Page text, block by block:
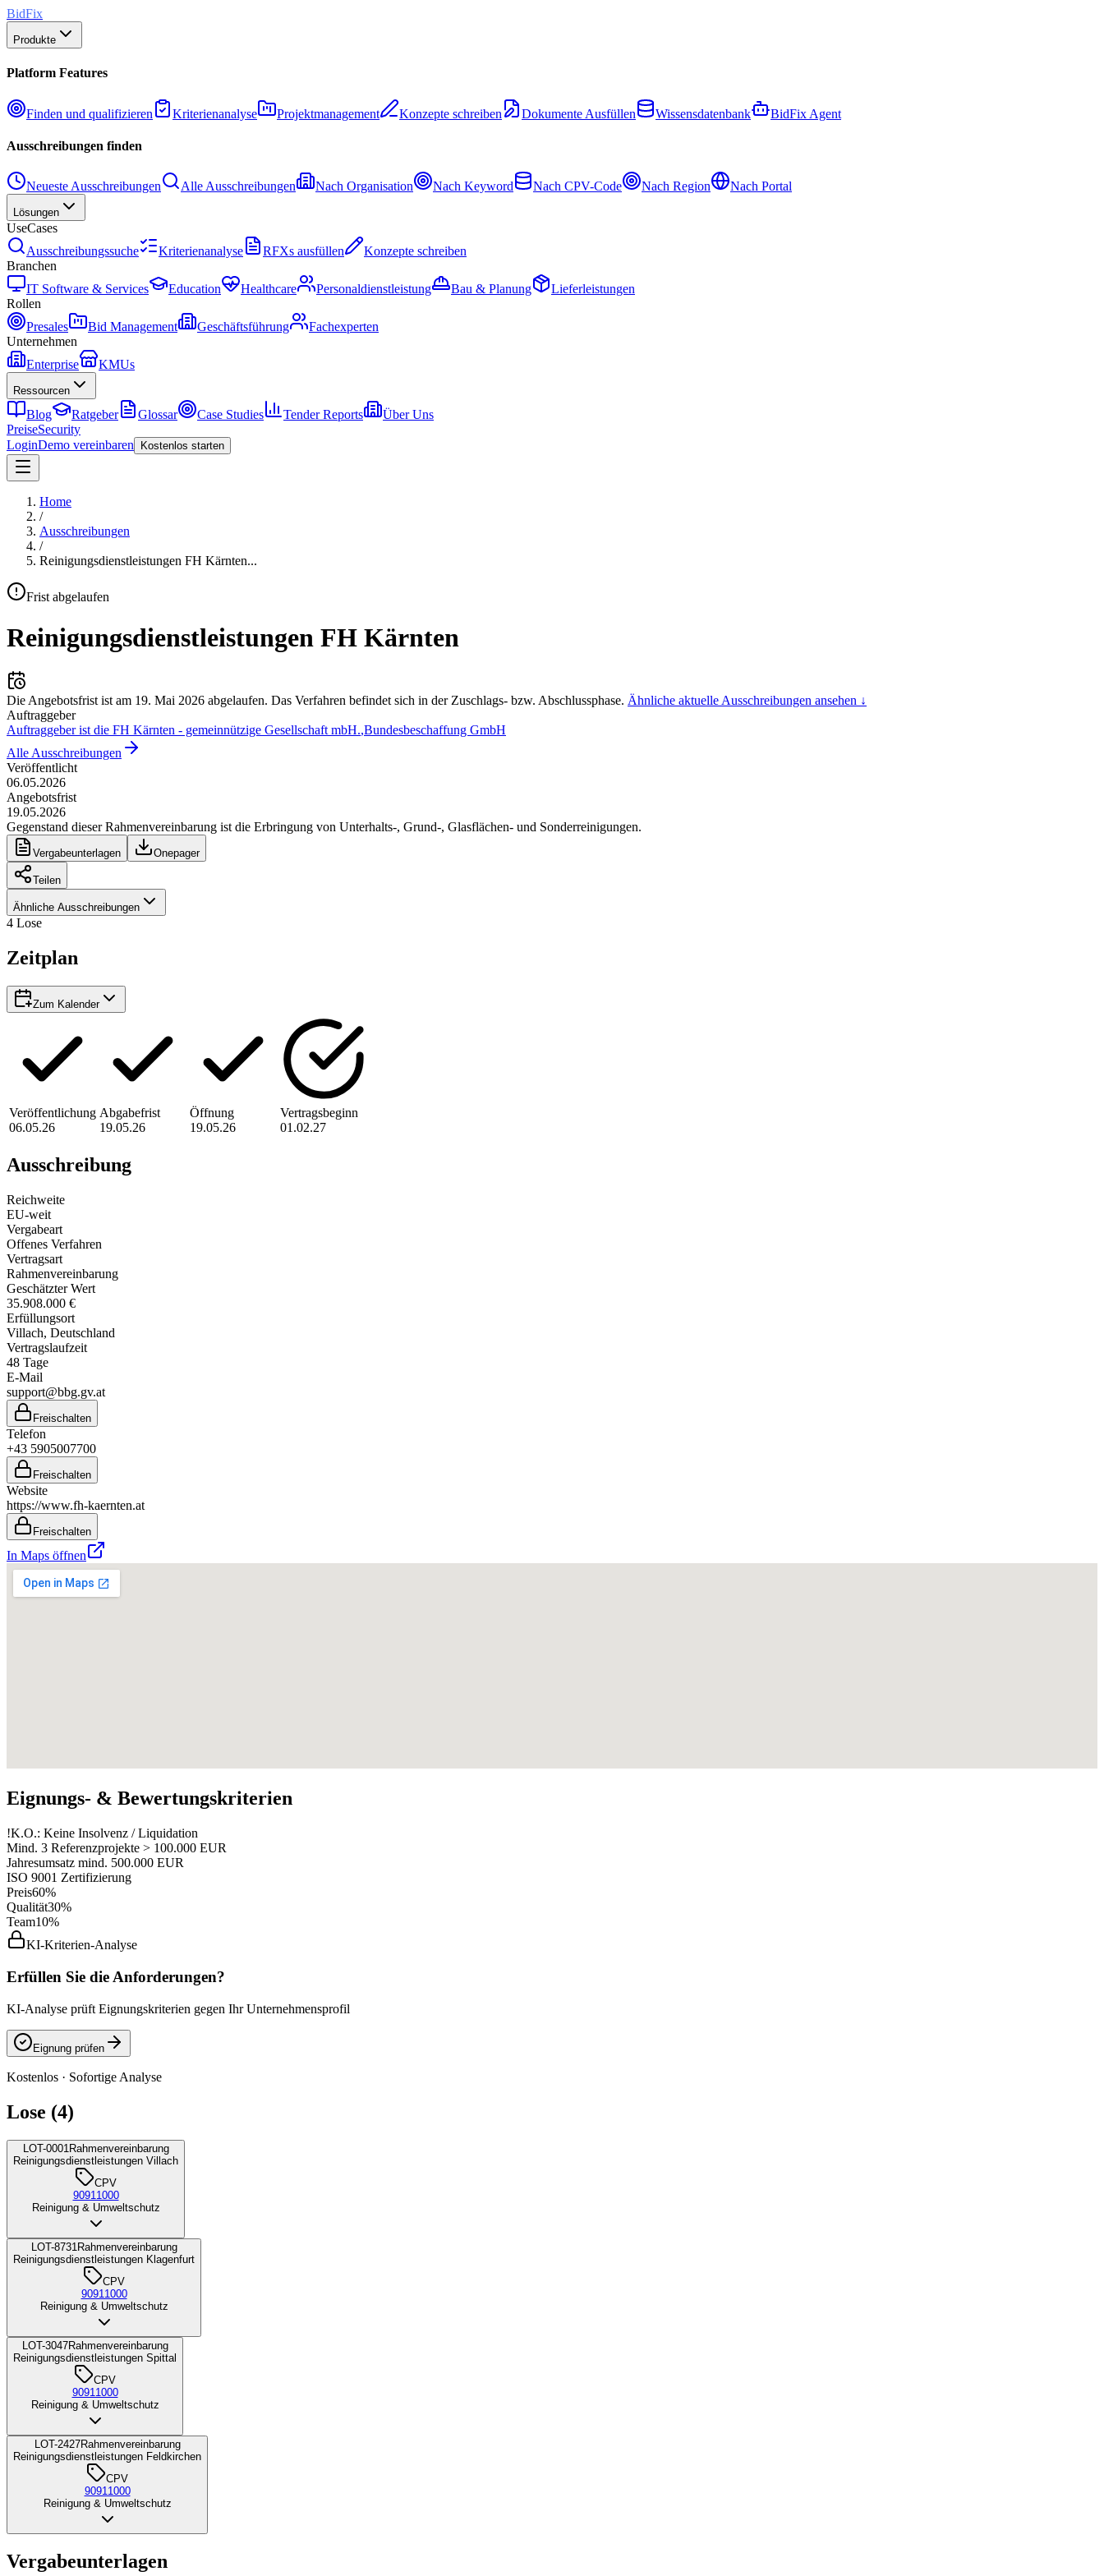
BidFix
Produkte
Platform Features
Finden und qualifizieren Kriterienanalyse Projektmanagement Konzepte schreiben Dokumente Ausfüllen Wissensdatenbank BidFix Agent
Ausschreibungen finden
Neueste Ausschreibungen Alle Ausschreibungen Nach Organisation Nach Keyword Nach CPV-Code Nach Region Nach Portal
Lösungen
UseCases
Ausschreibungssuche
Kriterienanalyse RFXs ausfüllen
Konzepte schreiben
Branchen
IT Software & Services
Education Healthcare Personaldienstleistung Bau & Planung
Lieferleistungen
Rollen
Presales
Bid Management Geschäftsführung
Fachexperten
Unternehmen
Enterprise
KMUs
Ressourcen
Blog Ratgeber Glossar Case Studies Tender Reports
Über Uns
PreiseSecurity
LoginDemo vereinbaren Kostenlos starten
Home
/
Ausschreibungen
/
Reinigungsdienstleistungen FH Kärnten...
Frist abgelaufen
Reinigungsdienstleistungen FH Kärnten
Die Angebotsfrist ist am 19. Mai 2026 abgelaufen. Das Verfahren befindet sich in der Zuschlags- bzw. Abschlussphase. Ähnliche aktuelle Ausschreibungen ansehen ↓
Auftraggeber
Auftraggeber ist die FH Kärnten - gemeinnützige Gesellschaft mbH.,Bundesbeschaffung GmbH
Alle Ausschreibungen
Veröffentlicht
06.05.2026
Angebotsfrist
19.05.2026
Gegenstand dieser Rahmenvereinbarung ist die Erbringung von Unterhalts-, Grund-, Glasflächen- und Sonderreinigungen.
Vergabeunterlagen Onepager
Teilen
Ähnliche Ausschreibungen
4 Lose
Zeitplan
Zum Kalender
Veröffentlichung
06.05.26
Abgabefrist
19.05.26
Öffnung
19.05.26
Vertragsbeginn
01.02.27
Ausschreibung
Reichweite
EU-weit
Vergabeart
Offenes Verfahren
Vertragsart
Rahmenvereinbarung
Geschätzter Wert
35.908.000 €
Erfüllungsort
Villach, Deutschland
Vertragslaufzeit
48 Tage
E-Mail
support@bbg.gv.at
Freischalten
Telefon
+43 5905007700
Freischalten
Website
https://www.fh-kaernten.at
Freischalten
In Maps öffnen
Eignungs- & Bewertungskriterien
!K.O.: Keine Insolvenz / Liquidation
Mind. 3 Referenzprojekte > 100.000 EUR
Jahresumsatz mind. 500.000 EUR
ISO 9001 Zertifizierung
Preis60%
Qualität30%
Team10%
KI-Kriterien-Analyse
Erfüllen Sie die Anforderungen?
KI-Analyse prüft Eignungskriterien gegen Ihr Unternehmensprofil
Eignung prüfen
Kostenlos · Sofortige Analyse
Lose (4)
LOT-0001 Rahmenvereinbarung
Reinigungsdienstleistungen Villach
CPV
90911000
Reinigung & Umweltschutz
LOT-8731 Rahmenvereinbarung
Reinigungsdienstleistungen Klagenfurt
CPV
90911000
Reinigung & Umweltschutz
LOT-3047Rahmenvereinbarung
Reinigungsdienstleistungen Spittal
CPV
90911000
Reinigung & Umweltschutz
LOT-2427Rahmenvereinbarung
Reinigungsdienstleistungen Feldkirchen
CPV
90911000
Reinigung & Umweltschutz
Vergabeunterlagen